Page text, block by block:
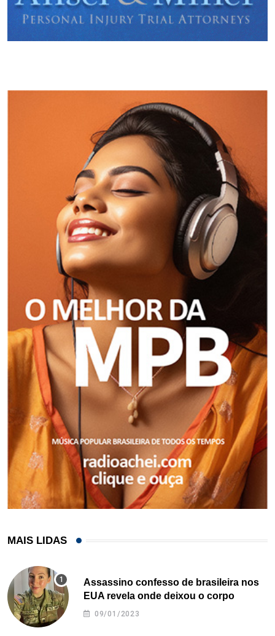
MAIS LIDAS
Assassino confesso de brasileira nos
EUA revela onde deixou o corpo
09/01/2023